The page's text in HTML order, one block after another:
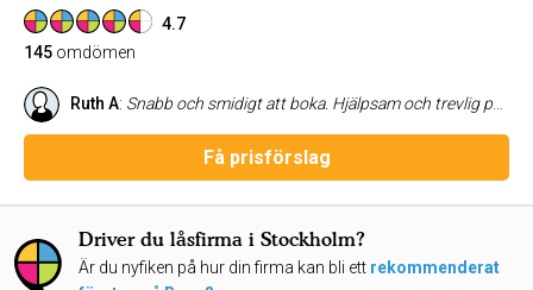
4.7
145 omdömen
Ruth A: Snabb och smidigt att boka. Hjälpsam och trevlig på plats.
Få prisförslag
Driver du låsfirma i Stockholm?
Är du nyfiken på hur din firma kan bli ett rekommenderat